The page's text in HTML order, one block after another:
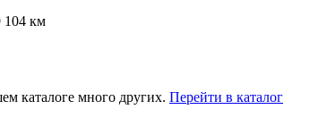
каталоге много других. Перейти в каталог